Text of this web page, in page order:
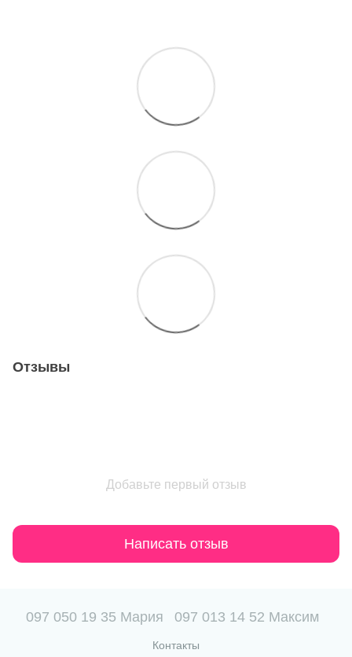
Отзывы
Добавьте первый отзыв
Написать отзыв
097 050 19 35 Мария 097 013 14 52 Максим
Контакты